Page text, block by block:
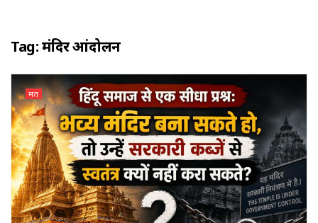
Tag:मंदिर आंदोलन
मत